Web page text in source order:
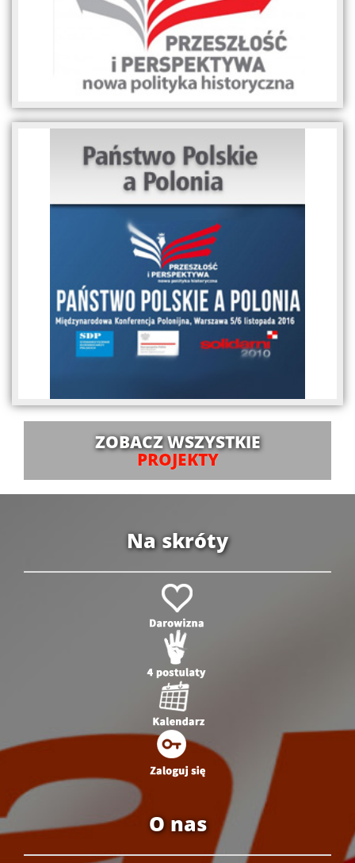
ZOBACZ WSZYSTKIE
PROJEKTY
Na skróty
O nas